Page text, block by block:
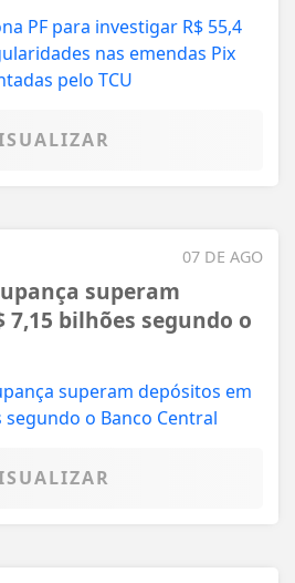
07 DE AGO
superam
7,15 bilhões segundo o